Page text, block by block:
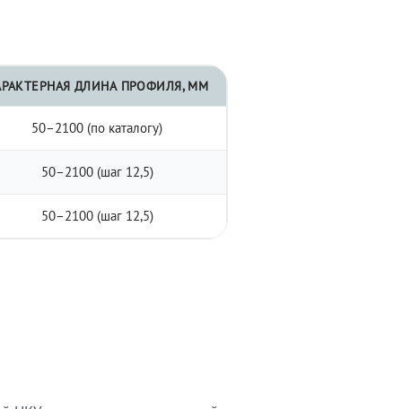
ДЛИНА ПРОФИЛЯ, ММ
50–2100 (по каталогу)
50–2100 (шаг 12,5)
50–2100 (шаг 12,5)